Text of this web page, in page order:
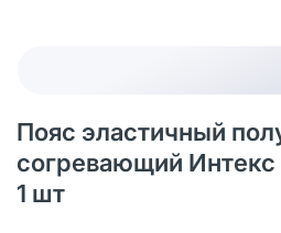
Пояс эластичный
согревающий
1 шт